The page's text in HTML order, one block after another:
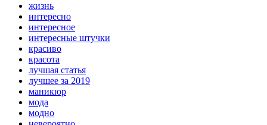
жизнь
интересно
интересное
интересные штучки
красиво
красота
лучшая статья
лучшее за 2019
маникюр
мода
модно